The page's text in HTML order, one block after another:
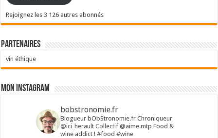
Rejoignez les 3 126 autres abonnés
Partenaires
vin éthique
Mon Instagram
bobstronomie.fr
Blogueur bObStronomie.fr Chroniqueur
@ici_heraultCollectif @aime.mtp Food &
wine addict !#food #wine